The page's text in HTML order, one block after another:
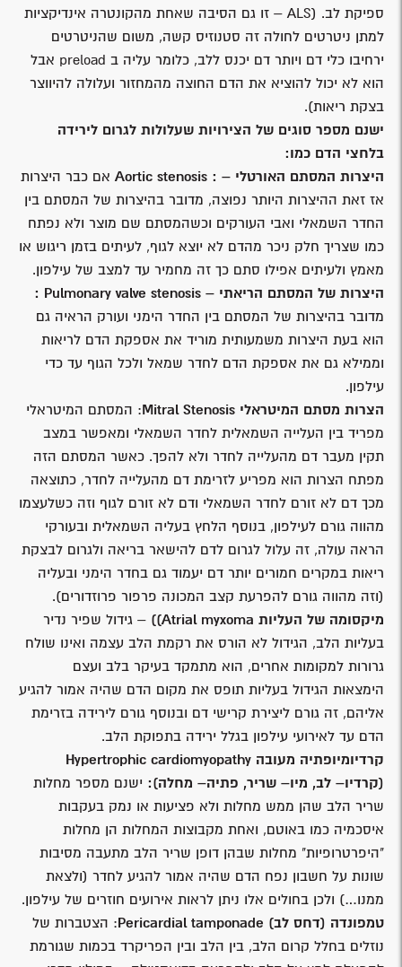
ספיקת לב. (ALS – זו גם הסיבה שאחת מהקונטרה אינדיקציות
למתן ניטרטים לחולה זה סטנוזיס קשה, משום שהניטרטים
ירחיבו כלי דם ויותר דם יכנס ללב, כלומר עליה ב preload אבל
הוא לא יכול להוציא את הדם החוצה מהמחזור ועלולה להיווצר
בצקת ריאות).
ישנם מספר סוגים של הצירויות שעלולות לגרום לירידה
בלחצי הדם כמו:
היצרות המסתם האורטלי – : Aortic stenosis
אם כבר היצרות
אז זאת ההיצרות היותר נפוצה, מדובר בהיצרות של המסתם בין
החדר השמאלי ואבי העורקים וכשהמסתם שם מוצר ולא נפתח
כמו שצריך חלק ניכר מהדם לא יוצא לגוף, לעיתים בזמן ריגוש או
מאמץ ולעיתים אפילו סתם כך זה מחמיר עד למצב של עילפון.
היצרות של המסתם הריאתי – Pulmonary valve stenosis :
מדובר בהיצרות של המסתם בין החדר הימני ועורק הראיה גם
הוא בעת היצרות משמעותית מוריד את אספקת הדם לריאות
וממילא גם את אספקת הדם לחדר שמאל ולכל הגוף עד כדי
עילפון.
הצרות מסתם המיטראלי Mitral Stenosis: המסתם המיטראלי
מפריד בין העלייה השמאלית לחדר השמאלי ומאפשר במצב
תקין מעבר דם מהעלייה לחדר ולא להפך. כאשר המסתם הזה
מפתח הצרות הוא מפריע לזרימת דם מהעלייה לחדר, כתוצאה
מכך דם לא זורם לחדר השמאלי ודם לא זורם לגוף וזה כשלעצמו
מהווה גורם לעילפון, בנוסף הלחץ בעליה השמאלית ובעורקי
הראה עולה, זה עלול לגרום לדם להישאר בריאה ולגרום לבצקת
ריאות במקרים חמורים יותר דם יעמוד גם בחדר הימני ובעליה
(וזה מהווה גורם להפרעת קצב המכונה פרפור פרוזדורים).
מיקסומה של העליות Atrial myxoma))
– גידול שפיר נדיר
בעליות הלב, הגידול לא הורס את רקמת הלב עצמה ואינו שולח
גרורות למקומות אחרים, הוא מתמקד בעיקר בלב ועצם
הימצאות הגידול בעליות תופס את מקום הדם שהיה אמור להגיע
אליהם, זה גורם ליצירת קרישי דם ובנוסף גורם לירידה בזרימת
הדם עד לאירועי עילפון בגלל ירידה בתפוקת הלב.
קרדיומיופתיה מעובה Hypertrophic cardiomyopathy
(קרדיו– לב, מיו– שריר, פתיה– מחלה): ישנם מספר מחלות
שריר הלב שהן ממש מחלות ולא פציעות או נמק בעקבות
איסכמיה כמו באוטם, ואחת מקבוצות המחלות הן מחלות
"היפרטרופיות" מחלות שבהן דופן שריר הלב מתעבה מסיבות
שונות על חשבון נפח הדם שהיה אמור להגיע לחדר (ולצאת
ממנו…) ולכן בחולים אלו ניתן לראות אירועים חוזרים של עילפון.
טמפונדה (דחס לב) Pericardial tamponade: הצטברות של
נוזלים בחלל קרום הלב, בין הלב ובין הפריקרד בכמות שגורמת